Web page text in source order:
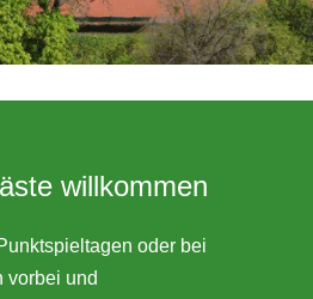
willkommen
oder bei
vorbei und